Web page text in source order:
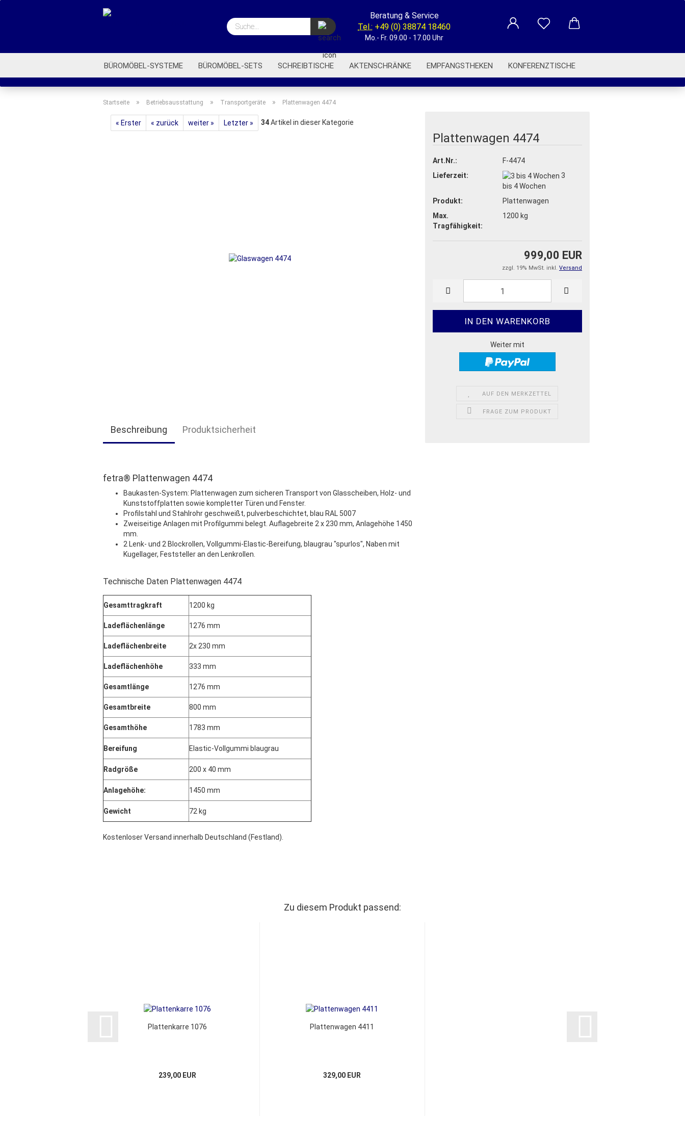
Suche...
Beratung & Service
Tel.: +49 (0) 38874 18460
Mo.- Fr. 09.00 - 17.00 Uhr
BÜROMÖBEL-SYSTEME BÜROMÖBEL-SETS SCHREIBTISCHE AKTENSCHRÄNKE EMPFANGSTHEKEN KONFERENZTISCHE
ROLLCONTAINER BÜROSTÜHLE BÜROREGALE BÜROWAGEN AKUSTIK-TRENNWÄNDE BETRIEBSAUSSTATTUNG
Startseite » Betriebsausstattung » Transportgeräte » Plattenwagen 4474
« Erster « zurück weiter » Letzter » 34Artikel in dieser Kategorie
Plattenwagen 4474
Art.Nr.:
F-4474
Lieferzeit:
3
bis 4 Wochen
Produkt:
Plattenwagen
Max.
Tragfähigkeit:
1200 kg
999,00 EUR
zzgl. 19% MwSt. inkl. Versand
Weiter mit
AUF DEN MERKZETTEL
FRAGE ZUM PRODUKT
Beschreibung Produktsicherheit
fetra® Plattenwagen 4474
Baukasten-System: Plattenwagen zum sicheren Transport von Glasscheiben, Holz- und
Kunststoffplatten sowie kompletter Türen und Fenster.
Profilstahl und Stahlrohr geschweißt, pulverbeschichtet, blau RAL 5007
Zweiseitige Anlagen mit Profilgummi belegt. Auflagebreite 2 x 230 mm, Anlagehöhe 1450
mm.
2 Lenk- und 2 Blockrollen, Vollgummi-Elastic-Bereifung, blaugrau "spurlos", Naben mit
Kugellager, Feststeller an den Lenkrollen.
Technische Daten Plattenwagen 4474
Gesamttragkraft 1200 kg
Ladeflächenlänge 1276 mm
Ladeflächenbreite 2x 230 mm
Ladeflächenhöhe 333 mm
Gesamtlänge 1276 mm
Gesamtbreite 800 mm
Gesamthöhe 1783 mm
Bereifung Elastic-Vollgummi blaugrau
Radgröße 200 x 40 mm
Anlagehöhe: 1450 mm
Gewicht 72 kg
Kostenloser Versand innerhalb Deutschland (Festland).
Zu diesem Produkt passend:
Plattenkarre 1076
239,00 EUR
Plattenwagen 4411
329,00 EUR